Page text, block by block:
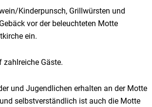
Kinderpunsch, Grillwürsten und
vor der beleuchteten Motte
ein.
zahlreiche Gäste.
und Jugendlichen erhalten an der Motte
selbstverständlich ist auch die Motte